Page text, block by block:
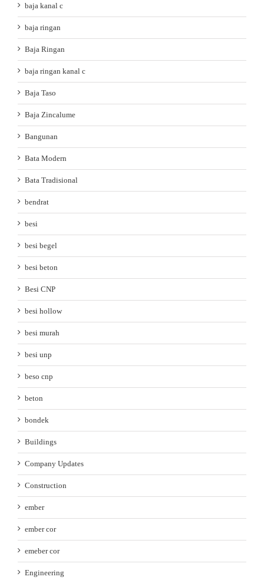
baja kanal c
baja ringan
Baja Ringan
baja ringan kanal c
Baja Taso
Baja Zincalume
Bangunan
Bata Modern
Bata Tradisional
bendrat
besi
besi begel
besi beton
Besi CNP
besi hollow
besi murah
besi unp
beso cnp
beton
bondek
Buildings
Company Updates
Construction
ember
ember cor
emeber cor
Engineering